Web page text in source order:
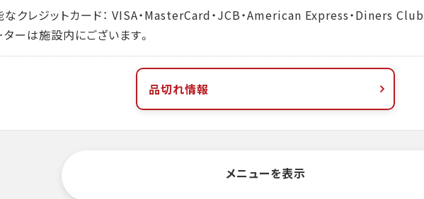
クレジットカード： VISA・MasterCard・JCB・American Express・Diners Club
ーは施設内にございます。
品切れ情報
メニューを表示